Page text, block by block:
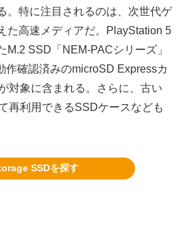
。特に注目されるのは、次世代ゲ
た高速メディアだ。PlayStation 5
M.2 SSD「NEM-PACシリーズ」
作確認済みのmicroSD Expressカ
対象に含まれる。さらに、古い
再利用できるSSDケースなども
SSDを探す